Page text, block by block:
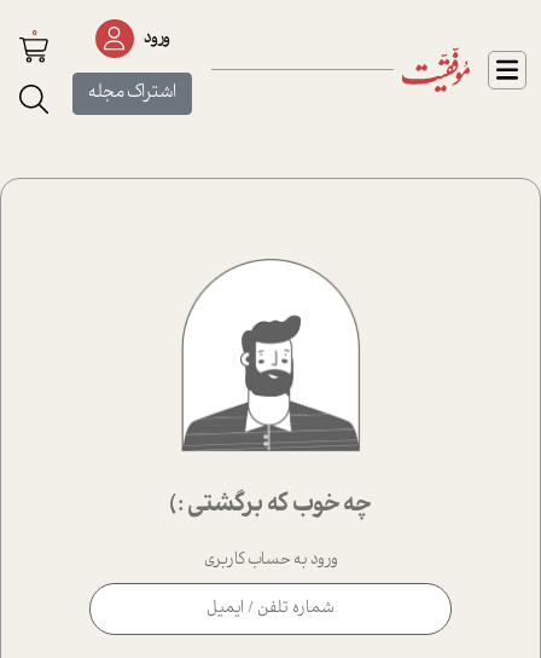
ورود
اشتراک مجله
0
چه خوب که برگشتی :)
ورود به حساب کاربری